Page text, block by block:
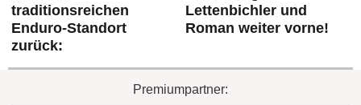
traditionsreichen
Enduro-Standort
zurück:
Lettenbichler und
Roman weiter vorne!
Premiumpartner: